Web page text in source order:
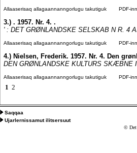
Allaaserisaq allagaannanngorlugu takutiguk PDF-
3.) . 1957. Nr. 4. .
' : DET GRØNLANDSKE SELSKAB N R. 4
Allaaserisaq allagaannanngorlugu takutiguk PDF-
4.) Nielsen, Frederik. 1957. Nr. 4. Den
DEN GRØNLANDSKE KULTURS SKÆBNE
Allaaserisaq allagaannanngorlugu takutiguk PDF-
1 2
Saqqaa
Ujarlernissamut ilitsersuut
© Det